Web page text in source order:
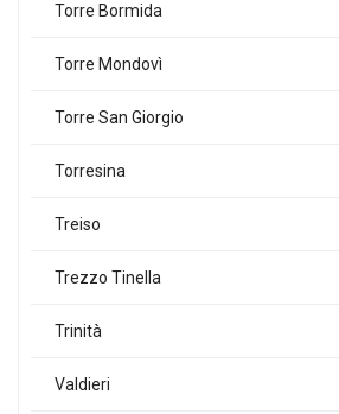
Torre Bormida
Torre Mondovì
Torre San Giorgio
Torresina
Treiso
Trezzo Tinella
Trinità
Valdieri